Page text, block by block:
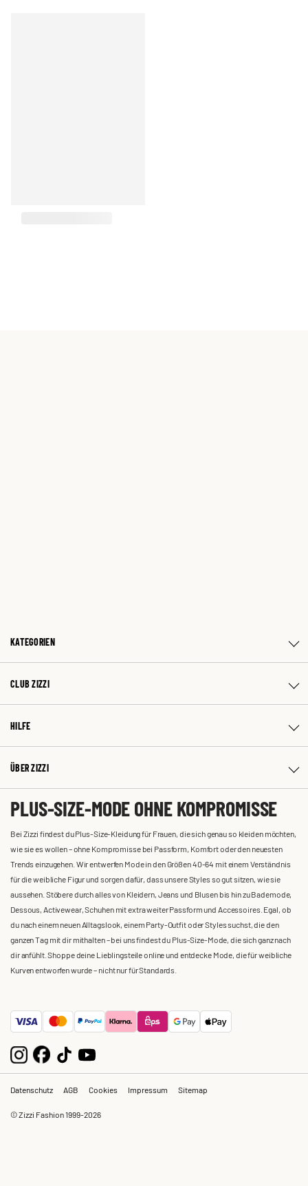
KATEGORIEN
CLUB ZIZZI
HILFE
ÜBER ZIZZI
PLUS-SIZE-MODE OHNE KOMPROMISSE
Bei Zizzi findest du Plus-Size-Kleidung für Frauen, die sich genau so kleiden möchten,
wie sie es wollen – ohne Kompromisse bei Passform, Komfort oder den neuesten
Trends einzugehen. Wir entwerfen Mode in den Größen 40-64 mit einem Verständnis
für die weibliche Figur und sorgen dafür, dass unsere Styles so gut sitzen, wie sie
aussehen. Stöbere durch alles von Kleidern, Jeans und Blusen bis hin zu Bademode,
Dessous, Activewear, Schuhen mit extra weiter Passform und Accessoires. Egal, ob
du nach einem neuen Alltagslook, einem Party-Outfit oder Styles suchst, die den
ganzen Tag mit dir mithalten – bei uns findest du Plus-Size-Mode, die sich ganz nach
dir anfühlt. Shoppe deine Lieblingsteile online und entdecke Mode, die für weibliche
Kurven entworfen wurde – nicht nur für Standards.
Datenschutz AGB Cookies Impressum Sitemap
© Zizzi Fashion 1999-2026